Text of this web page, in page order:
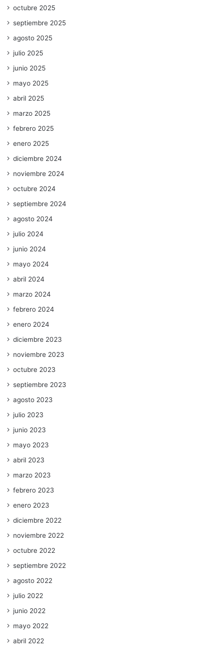
octubre 2025
septiembre 2025
agosto 2025
julio 2025
junio 2025
mayo 2025
abril 2025
marzo 2025
febrero 2025
enero 2025
diciembre 2024
noviembre 2024
octubre 2024
septiembre 2024
agosto 2024
julio 2024
junio 2024
mayo 2024
abril 2024
marzo 2024
febrero 2024
enero 2024
diciembre 2023
noviembre 2023
octubre 2023
septiembre 2023
agosto 2023
julio 2023
junio 2023
mayo 2023
abril 2023
marzo 2023
febrero 2023
enero 2023
diciembre 2022
noviembre 2022
octubre 2022
septiembre 2022
agosto 2022
julio 2022
junio 2022
mayo 2022
abril 2022